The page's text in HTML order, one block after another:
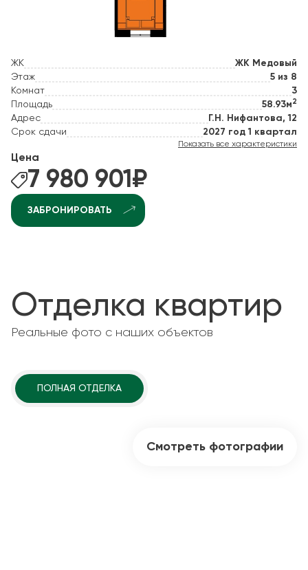
ЖК
ЖК Медовый
Этаж
5 из 8
Комнат
3
Площадь
58.93м 2
Адрес
Г.Н. Нифантова, 12
Срок сдачи
2027 год 1 квартал
Показать все характеристики
Цена
7 980 901 ₽
ЗАБРОНИРОВАТЬ
Отделка квартир
Реальные фото с наших объектов
ПОЛНАЯ ОТДЕЛКА
Смотреть фотографии